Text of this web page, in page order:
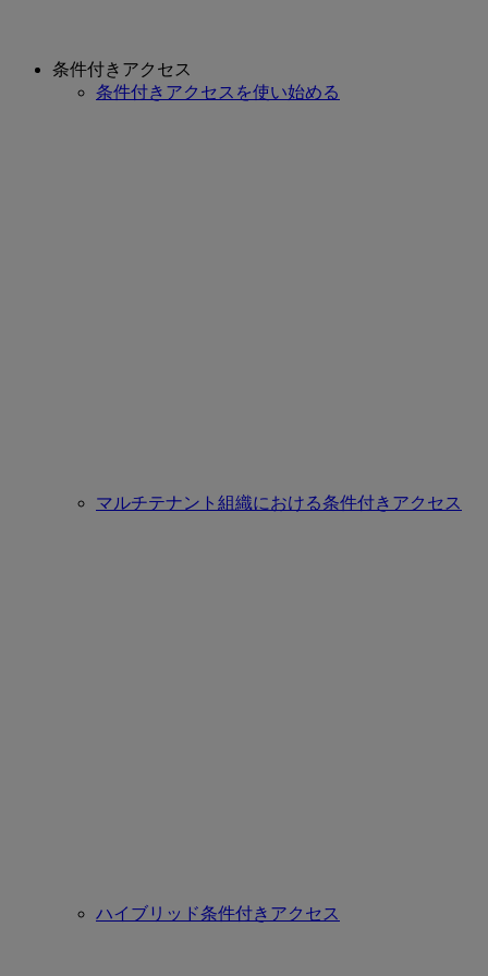
条件付きアクセス
条件付きアクセスを使い始める
マルチテナント組織における条件付きアクセス
ハイブリッド条件付きアクセス